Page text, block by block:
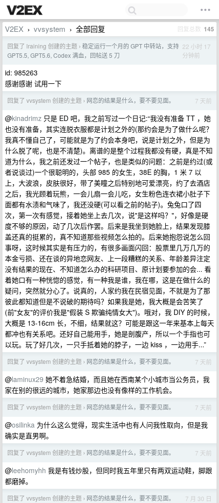
V2EX › vvsystem › 全部回复 回复总数 145
回复了 lraining 创建的主题 › 稳定运行一个月的 GPT 中转站，支持
GPT5.5, GPT5.6, Codex 满血，回帖送 5 刀
22 小时 17
分钟前
id: 985263
感谢感谢 试用一下
回复了 vvsystem 创建的主题 › 网恋的结果是什么，要不要见面。 7 天前
@kinadrimz 只是 ED 吧，我之前写过一个日记:“我没有准备 TT ，她
也没有准备，其实连脱衣服都是计划之外的(那约会是为了做什么呢？
我真不懂自己了，可能就是为了约会本身吧，说是计划之外，但是为
什么脱了呢，也是不清楚)。离谱的是整个过程我都没有硬，真是不知
道为什么，我之前还发过一个帖子，也是类似的问题：之前是约过(或
者说谈过)一个很聪明的，头部 985 的女生，38E 的胸，1 米 7 以
上，大波浪，皮肤很好，带了美瞳之后特别地可爱漂亮，约了去酒店
之后，我光顾着玩熊，一会儿扇一会儿吃，女生粉色连衣裙小肚子下
面都有水渍和气味了，我还没硬(可以看之前的帖子)。兔兔口了四
次，第一次有感觉，接着她坐上去几次，说"是这样吗？"，好像是硬
度不够的原因，动了几次后作罢。后来是我坐到她脸上，结果发现膝
盖还真的挺累的，真不知道那些视频怎么拍的。后来她抱怨说怎么回
事呀，这时候其实是有压力的，有很多画面闪回：股票里几万几万的
本金亏损、还在谈的异地恋网友、上一段糟糕的关系、年龄差异注定
没有结果的现在、不知道怎么办的科研项目、原计划要参加的会... 看
着她口有一种恍惚的感觉，有一种我是谁，我在哪，这是在做什么的
疑问，突然就分心了。说真的，人家约我在民宿见面，不就是为了那
彼此都知道但是不说破的期待吗？如果我是她，我大概是会苦笑了
(前"女友"的评价我是"假装 S 欺骗纯情女大")。哦对，我 DIY 的时候，
大概是 13-16cm 长，不细，结果就这？可能是跟这一年来基本上每天
都冲也有关系吧。还好自己能用手，她是剖腹产，所以一个手指也可
以玩。玩了好几次，一只手抵着她的脖子，一边 kiss ，一边用手...”
回复了 vvsystem 创建的主题 › 网恋的结果是什么，要不要见面。 7 天前
@laminux29 她不着急结婚，而且她在西南某个小城市当公务员，我
家在别的很远的城市，她家那边也没有像样的工作机会。
回复了 vvsystem 创建的主题 › 网恋的结果是什么，要不要见面。 7 天前
@osilinka 为什么这么觉得，现实生活中也有人问我性取向，但是我
确实是直男啊。
回复了 vvsystem 创建的主题 › 网恋的结果是什么，要不要见面。 7 天前
@leehomyhh 我是有钱炒股，但同时我五年里只有两双运动鞋，脚跟
都磨掉。
回复了 vvsystem 创建的主题 › 网恋的结果是什么，要不要见面。 7 月 30 日